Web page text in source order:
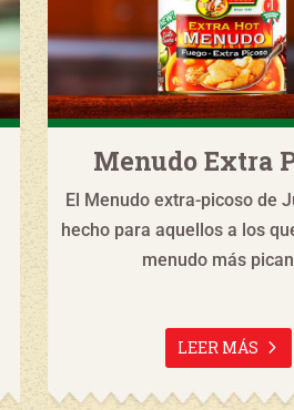
Menudo Extra
El Menudo extra-picoso de
hecho para aquellos a los
menudo más
LEER MÁS